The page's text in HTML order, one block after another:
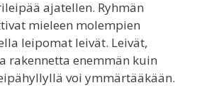
ajatellen. Ryhmän
mieleen molempien
leipomat leivät. Leivät,
rakennetta enemmän kuin
voi ymmärtääkään.